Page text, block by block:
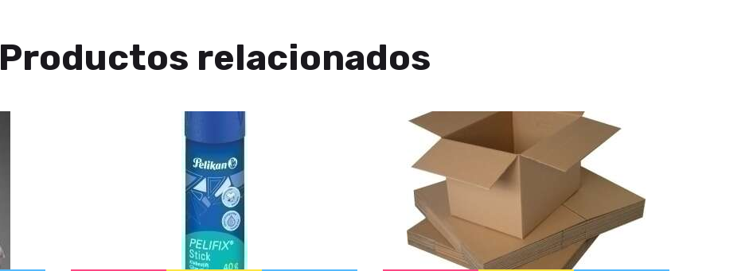
Productos relacionados